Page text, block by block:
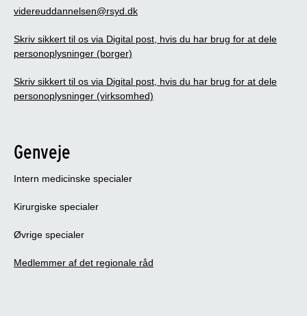
videreuddannelsen@rsyd.dk
Skriv sikkert til os via Digital post, hvis du har brug for at dele
personoplysninger (borger)
Skriv sikkert til os via Digital post, hvis du har brug for at dele
personoplysninger (virksomhed)
Genveje
Intern medicinske specialer
Kirurgiske specialer
Øvrige specialer
Medlemmer af det regionale råd